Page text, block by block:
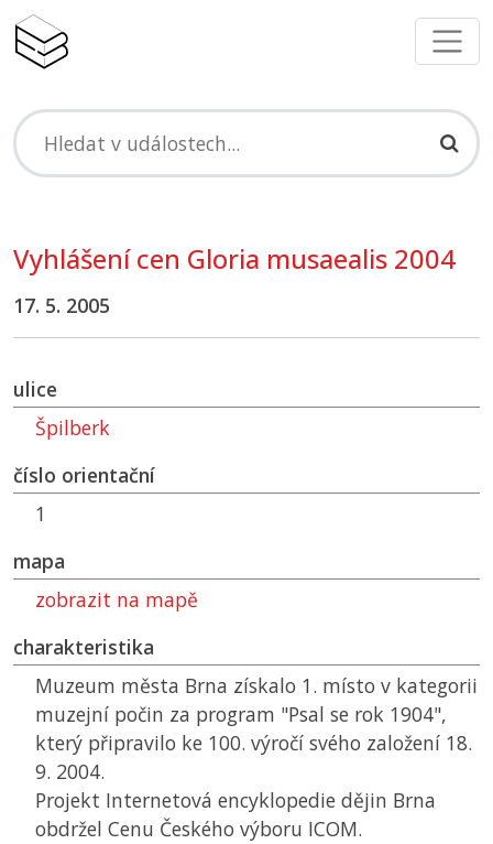
Vyhlášení cen Gloria musaealis 2004
17. 5. 2005
ulice
Špilberk
číslo orientační
1
mapa
zobrazit na mapě
charakteristika
Muzeum města Brna získalo 1. místo v kategorii
muzejní počin za program "Psal se rok 1904",
který připravilo ke 100. výročí svého založení 18.
9. 2004.
Projekt Internetová encyklopedie dějin Brna
obdržel Cenu Českého výboru ICOM.